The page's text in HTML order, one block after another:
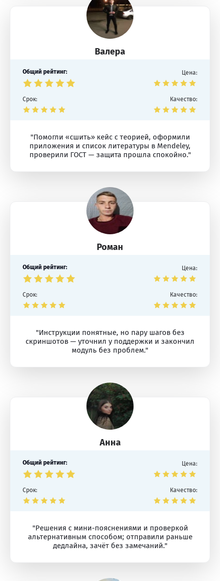
Валера
Общий рейтинг: Цена:
Срок: Качество:
"Помогли «сшить» кейс с теорией, оформили
приложения и список литературы в Mendeley,
проверили ГОСТ — защита прошла спокойно."
Роман
Общий рейтинг: Цена:
Срок: Качество:
"Инструкции понятные, но пару шагов без
скриншотов — уточнил у поддержки и закончил
модуль без проблем."
Анна
Общий рейтинг: Цена:
Срок: Качество:
"Решения с мини-пояснениями и проверкой
альтернативным способом; отправили раньше
дедлайна, зачёт без замечаний."